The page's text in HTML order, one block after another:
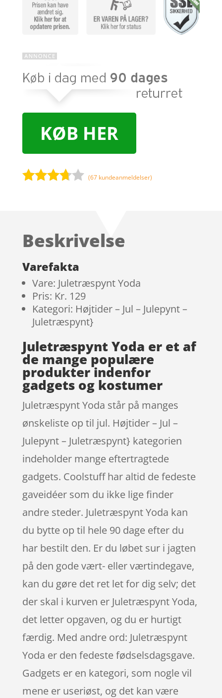
KØB HER
baseret
kundebe
ser
(67 kundeanmeldelser)
Beskrivelse
Varefakta
Vare: Juletræspynt Yoda
Pris: Kr. 129
Kategori: Højtider – Jul – Julepynt –
Juletræspynt}
Juletræspynt Yoda er et af
de mange populære
produkter indenfor
gadgets og kostumer
Juletræspynt Yoda står på manges
ønskeliste op til jul. Højtider – Jul –
Julepynt – Juletræspynt} kategorien
indeholder mange eftertragtede
gadgets. Coolstuff har altid de fedeste
gaveidéer som du ikke lige finder
andre steder. Juletræspynt Yoda kan
du bytte op til hele 90 dage efter du
har bestilt den. Er du løbet sur i jagten
på den gode vært- eller værtindegave,
kan du gøre det ret let for dig selv; det
der skal i kurven er Juletræspynt Yoda,
det letter opgaven, og du er hurtigt
færdig. Med andre ord: Juletræspynt
Yoda er den fedeste fødselsdagsgave.
Gadgets er en kategori, som nogle vil
mene er useriøst, og det kan være